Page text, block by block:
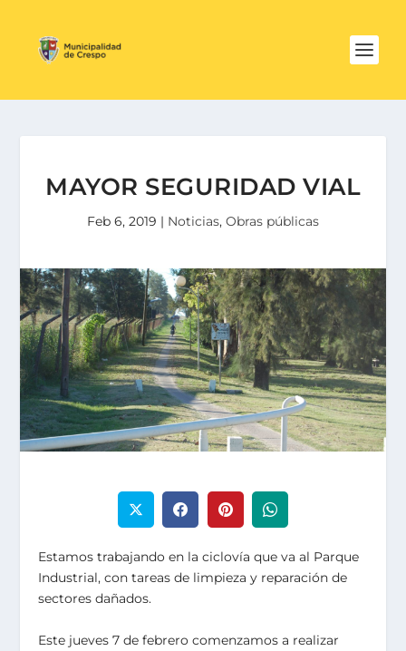
MAYOR SEGURIDAD VIAL
Feb 6, 2019 | Noticias, Obras públicas
Estamos trabajando en la ciclovía que va al Parque
Industrial, con tareas de limpieza y reparación de
sectores dañados.
Este jueves 7 de febrero comenzamos a realizar